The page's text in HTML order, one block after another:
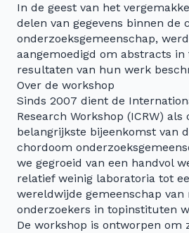
In de geest van het
delen van gegevens binnen de
onderzoeksgemeenschap,
aangemoedigd om abstracts in
resultaten van hun werk
Over de workshop
Sinds 2007 dient de
Research Workshop (ICRW)
belangrijkste bijeenkomst van
chordoom
we gegroeid van een handvol
relatief weinig laboratoria tot
wereldwijde gemeenschap van
onderzoekers in topinstituten
De workshop is ontworpen om